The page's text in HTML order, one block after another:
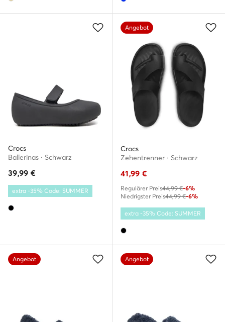
Crocs
Ballerinas · Schwarz
39,99 €
extra -35% Code: SUMMER
Angebot
Crocs
Zehentrenner · Schwarz
41,99 €
Regulärer Preis44,99 €-6%
Niedrigster Preis44,99 €-6%
extra -35% Code: SUMMER
Angebot Angebot